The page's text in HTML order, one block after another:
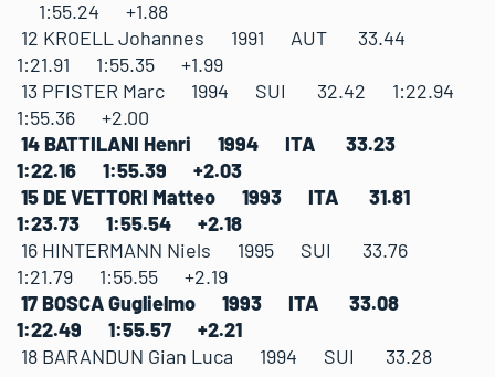
1:55.24 +1.88
12 KROELL Johannes 1991 AUT 33.44
1:21.91 1:55.35 +1.99
13 PFISTER Marc 1994 SUI 32.42 1:22.94
1:55.36 +2.00
14 BATTILANI Henri 1994 ITA 33.23
1:22.16 1:55.39 +2.03
15 DE VETTORI Matteo 1993 ITA 31.81
1:23.73 1:55.54 +2.18
16 HINTERMANN Niels 1995 SUI 33.76
1:21.79 1:55.55 +2.19
17 BOSCA Guglielmo 1993 ITA 33.08
1:22.49 1:55.57 +2.21
18 BARANDUN Gian Luca 1994 SUI 33.28